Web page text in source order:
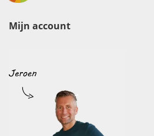
Mijn account